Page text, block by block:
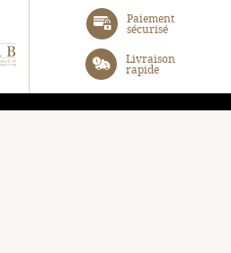
Paiement
sécurisé
Livraison
rapide